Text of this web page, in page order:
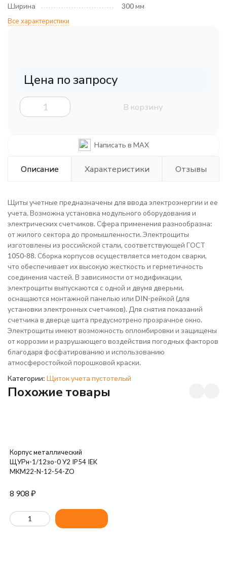
Ширина
300 мм
Все характеристики
Цена по запросу
В корзину
Написать в MAX
Описание Характеристики Отзывы
Щиты учетные предназначены для ввода электроэнергии и ее
учета. Возможна установка модульного оборудования и
электрических счетчиков. Сфера применения разнообразна:
от жилого сектора до промышленности. Электрощиты
изготовлены из российской стали, соответствующей ГОСТ
1050-88. Сборка корпусов осуществляется методом сварки,
что обеспечивает их высокую жесткость и герметичность
соединения частей. В зависимости от модификации,
электрощиты выпускаются с одной и двумя дверьми,
оснащаются монтажной панелью или DIN-рейкой (для
установки электронных счетчиков). Для снятия показаний
счетчика в дверце щита предусмотрено прозрачное окно.
Электрощиты имеют возможность опломбировки и защищены
от коррозии и разрушающего воздействия погодных факторов
благодаря фосфатированию и использованию
атмосферостойкой порошковой краски.
Категории: Щиток учета пустотелый
Похожие товары
Корпус металлический
ЩУРн-1/12зо-0 У2 IP54 IEK
MKM22-N-12-54-ZO
8 908 ₽